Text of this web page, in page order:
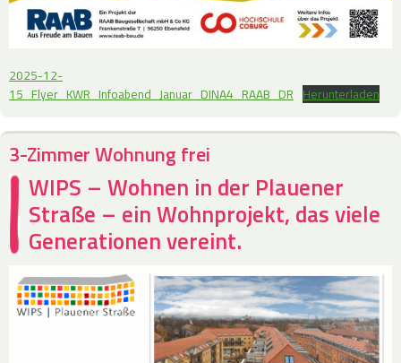
2025-12-
15_Flyer_KWR_Infoabend_Januar_DINA4_RAAB_DR Herunterladen
3-Zimmer Wohnung frei
WIPS – Wohnen in der Plauener
Straße – ein Wohnprojekt, das viele
Generationen vereint.